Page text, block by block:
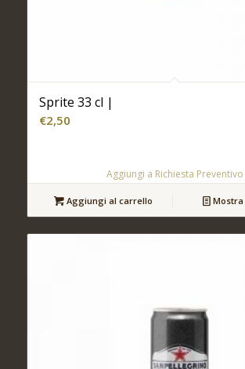
Sprite 33 cl |
€2,50
Aggiungi a Richiesta Preventivo
Aggiungi al carrello